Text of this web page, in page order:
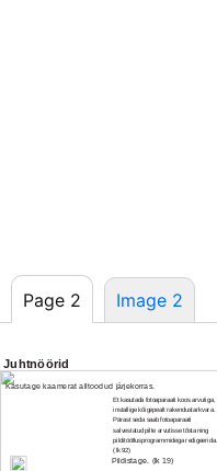
Page 2 Image 2
Juhtnöörid
Kasutage kaamerat alltoodud järjekorras.
Et kasutada fotoaparaati koos arvutiga,
installige kõigepealt rakendustarkvara.
Pärast seda saab fotoaparaati
salvestatud pilte arvutisse tõsta ning
pilditöötlusprogrammidega redigeerida.
(lk 92)
Pildistage. (lk 19)